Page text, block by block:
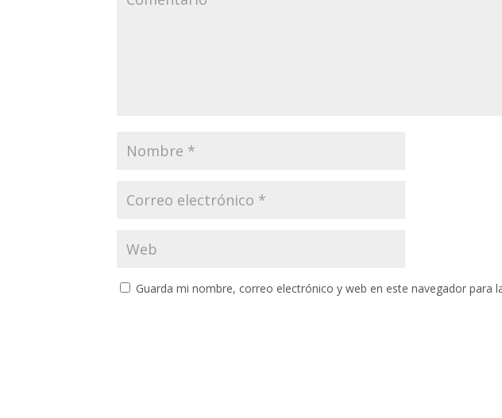
Guarda mi nombre, correo electrónico y web en este navegador para